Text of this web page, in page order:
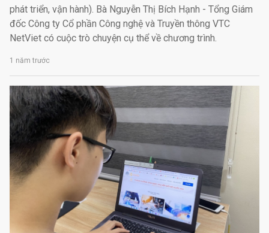
phát triển, vận hành). Bà Nguyễn Thị Bích Hạnh - Tổng Giám
đốc Công ty Cổ phần Công nghệ và Truyền thông VTC
NetViet có cuộc trò chuyện cụ thể về chương trình.
1 năm trước